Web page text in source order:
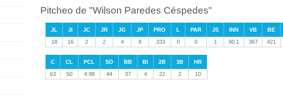
Pitcheo de "Wilson Paredes Céspedes"
JL JI JC JR JG JP PRO L PAR JS INN VB BE
18
16 2 2 4 8 .333 0 0 1 90.1 367 421
C CL PCL SO BB BI 2B 3B
HR
63
50 4.98 44 37 4 22 2 10